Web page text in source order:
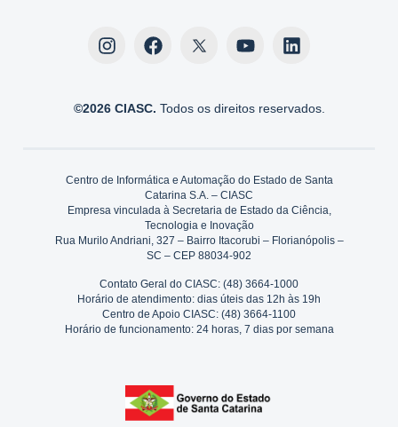
©2026 CIASC. Todos os direitos reservados.
Centro de Informática e Automação do Estado de Santa
Catarina S.A. – CIASC
Empresa vinculada à Secretaria de Estado da Ciência,
Tecnologia e Inovação
Rua Murilo Andriani, 327 – Bairro Itacorubi – Florianópolis –
SC – CEP 88034-902
Contato Geral do CIASC: (48) 3664-1000
Horário de atendimento: dias úteis das 12h às 19h
Centro de Apoio CIASC: (48) 3664-1100
Horário de funcionamento: 24 horas, 7 dias por semana